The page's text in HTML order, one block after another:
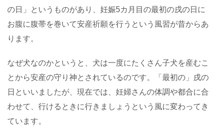
の日」というものがあり、妊娠5カ月目の最初の戌の日に
お腹に腹帯を巻いて安産祈願を行うという風習が昔からあ
ります。
なぜ犬なのかというと、犬は一度にたくさん子犬を産むこ
とから安産の守り神とされているのです。「最初の」戌の
日といいましたが、現在では、妊婦さんの体調や都合に合
わせて、行けるときに行きましょうという風に変わってき
ています。